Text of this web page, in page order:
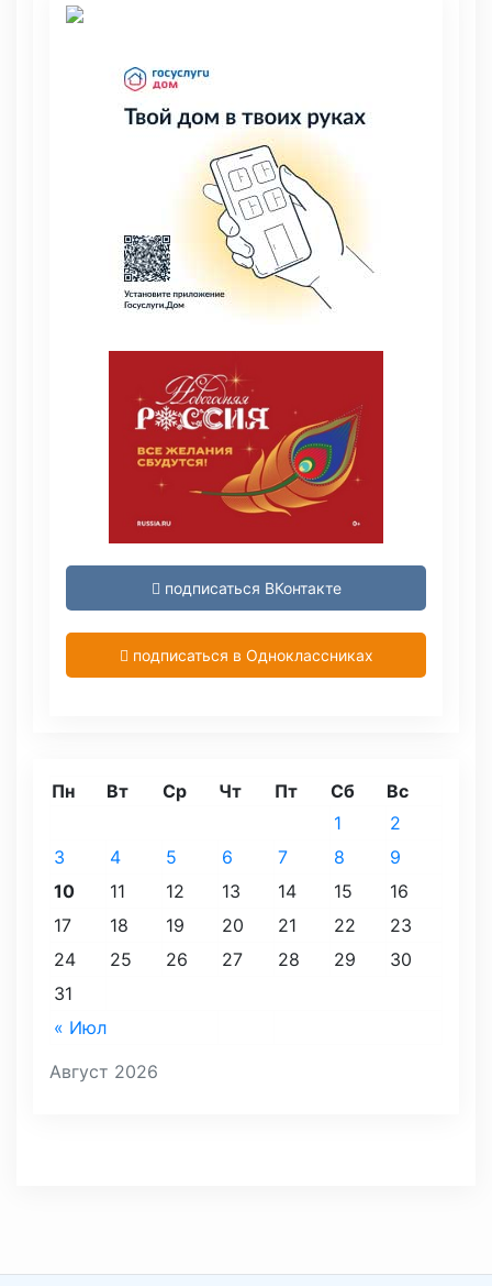
подписаться ВКонтакте
подписаться в Одноклассниках
Август 2026
Пн Вт Ср Чт Пт Сб Вс
« Июл
1
2
3
4 5 6 7 8
9
10
11 12 13 14 15
16
17
18 19 20 21 22
23
24
25 26 27 28 29
30
31